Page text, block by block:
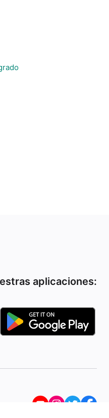
aplicaciones: